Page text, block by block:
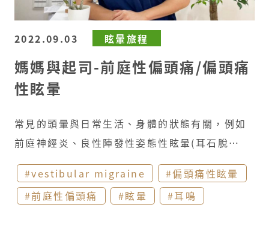
的，而在吞嚥、擤鼻涕或是打哈欠時，耳咽管周
圍的肌肉和相對應的氣流會瞬間將管道打開，此
時中耳腔的壓力可與外界大氣壓力平衡。若是這
個開和關的功能異常，就會導致上述耳咽管功能
異常的相關症狀。​ 全煜耳鼻喉科 蔡典倫醫師
2022.09.03 眩暈旅程
媽媽與起司-前庭性偏頭痛/偏頭痛
性眩暈
常見的頭暈與日常生活、身體的狀態有關，例如
前庭神經炎、良性陣發性姿態性眩暈(耳石脫
落)、動暈症(暈車)等。不過有部分的眩暈則是與
飲食、家族有著一定的關聯性，其中前庭性偏頭
痛(或稱為偏頭痛性眩暈)就是其中一個，雖然以
#vestibular migraine
#偏頭痛性眩暈
#前庭性偏頭痛
#眩暈 #耳鳴